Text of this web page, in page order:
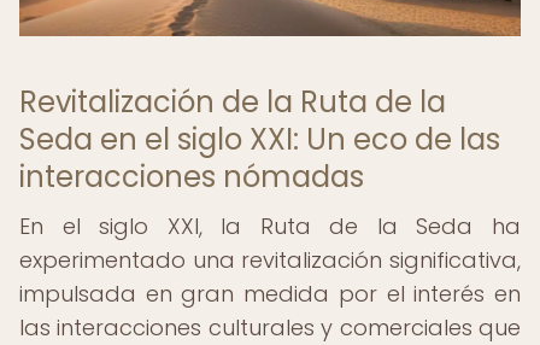
Revitalización de la Ruta de la
Seda en el siglo XXI: Un eco de las
interacciones nómadas
En el siglo XXI, la Ruta de la Seda ha
experimentado una revitalización significativa,
impulsada en gran medida por el interés en
las interacciones culturales y comerciales que